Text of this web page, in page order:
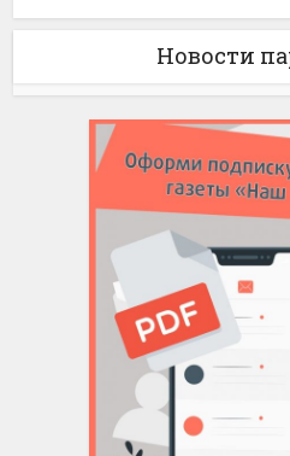
Новости